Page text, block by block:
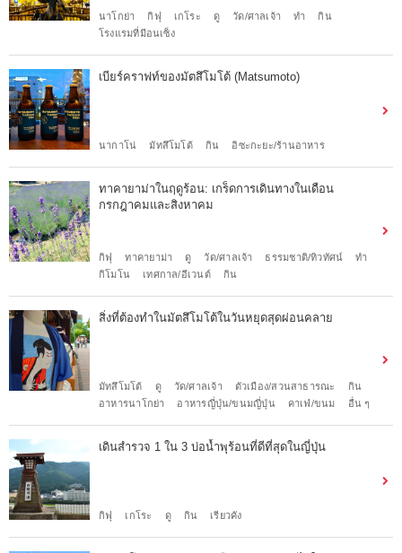
นาโกย่า กิฟุ เกโระ ดู วัด/ศาลเจ้า ทำ
กิน
โรงแรมที่มีอนเซ็ง
เบียร์คราฟท์ของมัตสึโมโต้ (Matsumoto)
นากาโน่ มัทสึโมโต้ กิน อิซะกะยะ/ร้านอาหาร
ทาคายาม่าในฤดูร้อน: เกร็ดการเดินทางในเดือน
กรกฎาคมและสิงหาคม
กิฟุ ทาคายาม่า ดู วัด/ศาลเจ้า ธรรมชาติ/ทิวทัศน์
ทำ
กิโมโน
เทศกาล/อีเวนต์ กิน
สิ่งที่ต้องทำในมัตสึโมโต้ในวันหยุดสุดผ่อนคลาย
มัทสึโมโต้ ดู วัด/ศาลเจ้า ตัวเมือง/สวนสาธารณะ
กิน
อาหารนาโกย่า
อาหารญี่ปุ่น/ขนมญี่ปุ่น คาเฟ่/ขนม อื่น ๆ
เดินสำรวจ 1 ใน 3 บ่อน้ำพุร้อนที่ดีที่สุดในญี่ปุ่น
กิฟุ เกโระ ดู กิน เรียวคัง